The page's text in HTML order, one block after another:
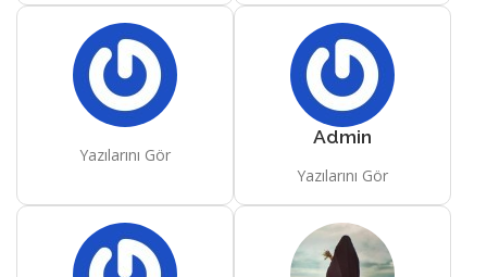
Yazılarını Gör
Admin
Yazılarını Gör